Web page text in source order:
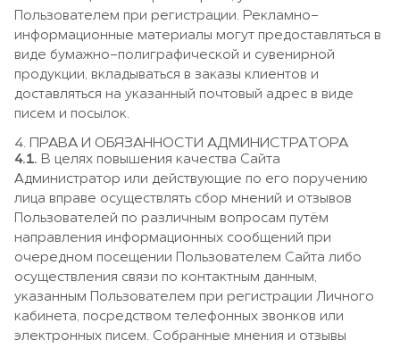
Пользователем при регистрации. Рекламно-
информационные материалы могут предоставляться в
виде бумажно-полиграфической и сувенирной
продукции, вкладываться в заказы клиентов и
доставляться на указанный почтовый адрес в виде
писем и посылок.
4. ПРАВА И ОБЯЗАННОСТИ АДМИНИСТРАТОРА
4.1. В целях повышения качества Сайта
Администратор или действующие по его поручению
лица вправе осуществлять сбор мнений и отзывов
Пользователей по различным вопросам путём
направления информационных сообщений при
очередном посещении Пользователем Сайта либо
осуществления связи по контактным данным,
указанным Пользователем при регистрации Личного
кабинета, посредством телефонных звонков или
электронных писем. Собранные мнения и отзывы